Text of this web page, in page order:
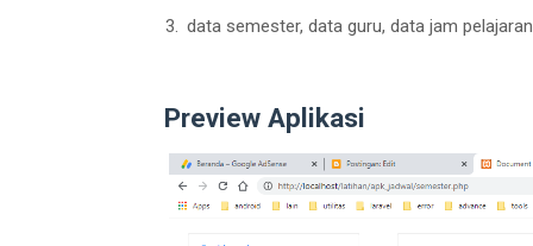
data semester, data guru, data jam
Preview Aplikasi